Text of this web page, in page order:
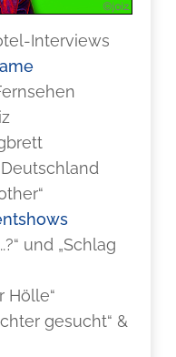
Interviews
und „Schlag
Hölle“
gesucht“ &